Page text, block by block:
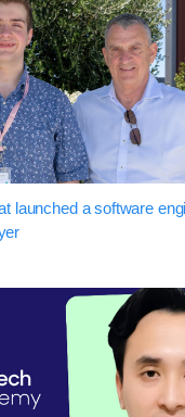
launched a software